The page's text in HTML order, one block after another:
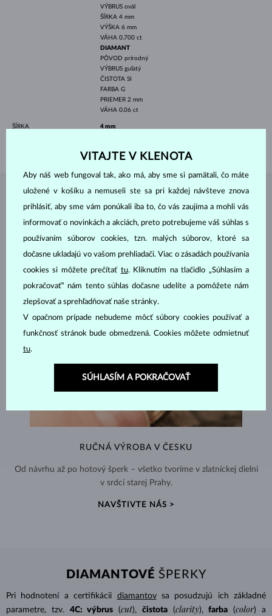
VÝBRUS ovál
ŠÍRKA 4 mm
VÝŠKA 6 mm
VÁHA 0.700 ct
DIAMANT
PÔVOD prírodný
VÝBRUS guľatý
ČISTOTA SI
FARBA G
PRIEMER 2 mm
VÁHA 0.06 ct
ŠÍRKA 4 mm
ATELIÉRU KLENOTA
RUČNÁ VÝROBA V ČESKU
Od návrhu až po hotový šperk – všetko tvoríme v zlatníckej dielni
v srdci starej Prahy.
NAVŠTIVTE NÁS >
DIAMANTOVÉ ŠPERKY
Pri hodnotení a certifikácii diamantovsa posudzujú ich základné
parametre, tzv.
4C: výbrus (cut), čistota (clarity), farba (color) a
VITAJTE V KLENOTA
Aby náš web fungoval tak, ako má, aby sme si pamätali, čo máte
uložené v košíku a nemuseli ste sa pri každej návšteve znova
prihlásiť, aby sme vám ponúkali iba to, čo vás zaujíma a mohli vás
informovať o novinkách a akciách, preto potrebujeme váš súhlas s
používaním súborov cookies, tzn. malých súborov, ktoré sa
dočasne ukladajú vo vašom prehliadači. Viac o zásadách používania
cookies si môžete prečítať tu. Kliknutím na tlačidlo „Súhlasím a
pokračovať“ nám tento súhlas dočasne udelíte a pomôžete nám
zlepšovať a sprehľadňovať naše stránky.
V opačnom prípade nebudeme môcť súbory cookies používať a
funkčnosť stránok bude obmedzená. Cookies môžete odmietnuť
tu.
SÚHLASÍM A POKRAČOVAŤ